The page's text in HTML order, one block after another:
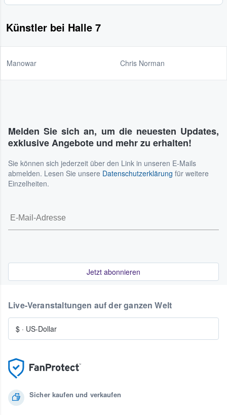
Künstler bei Halle 7
Manowar Chris Norman
Melden Sie sich an, um die neuesten Updates,
exklusive Angebote und mehr zu erhalten!
Sie können sich jederzeit über den Link in unseren E-Mails
abmelden. Lesen Sie unsere Datenschutzerklärung für weitere
Einzelheiten.
Jetzt abonnieren
Sicher kaufen und verkaufen
Live-Veranstaltungen auf der ganzen Welt
$ · US-Dollar